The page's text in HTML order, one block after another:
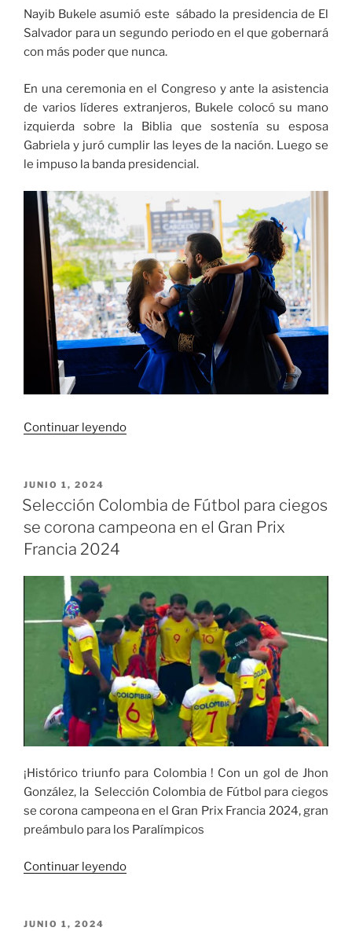
Nayib Bukele asumió este sábado la presidencia de El
Salvador para un segundo periodo en el que gobernará
con más poder que nunca.
En una ceremonia en el Congreso y ante la asistencia
de varios líderes extranjeros, Bukele colocó su mano
izquierda sobre la Biblia que sostenía su esposa
Gabriela y juró cumplir las leyes de la nación. Luego se
le impuso la banda presidencial.
Continuar leyendo«Nayib
en
su
segundo
como
presidente
de
El
Salvador»
PUBLICADO
EL
JUNIO 1, 2024
Selección Colombia de Fútbol para ciegos
se corona campeona en el Gran Prix
Francia 2024
¡Histórico triunfo para Colombia ! Con un gol de Jhon
González, la Selección Colombia de Fútbol para ciegos
se corona campeona en el Gran Prix Francia 2024, gran
preámbulo para los Paralímpicos
Continuar leyendo«Selección
PUBLICADO
JUNIO 1, 2024